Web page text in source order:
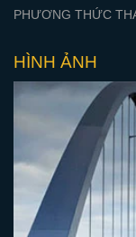
PHƯƠNG THỨC
HÌNH ẢNH